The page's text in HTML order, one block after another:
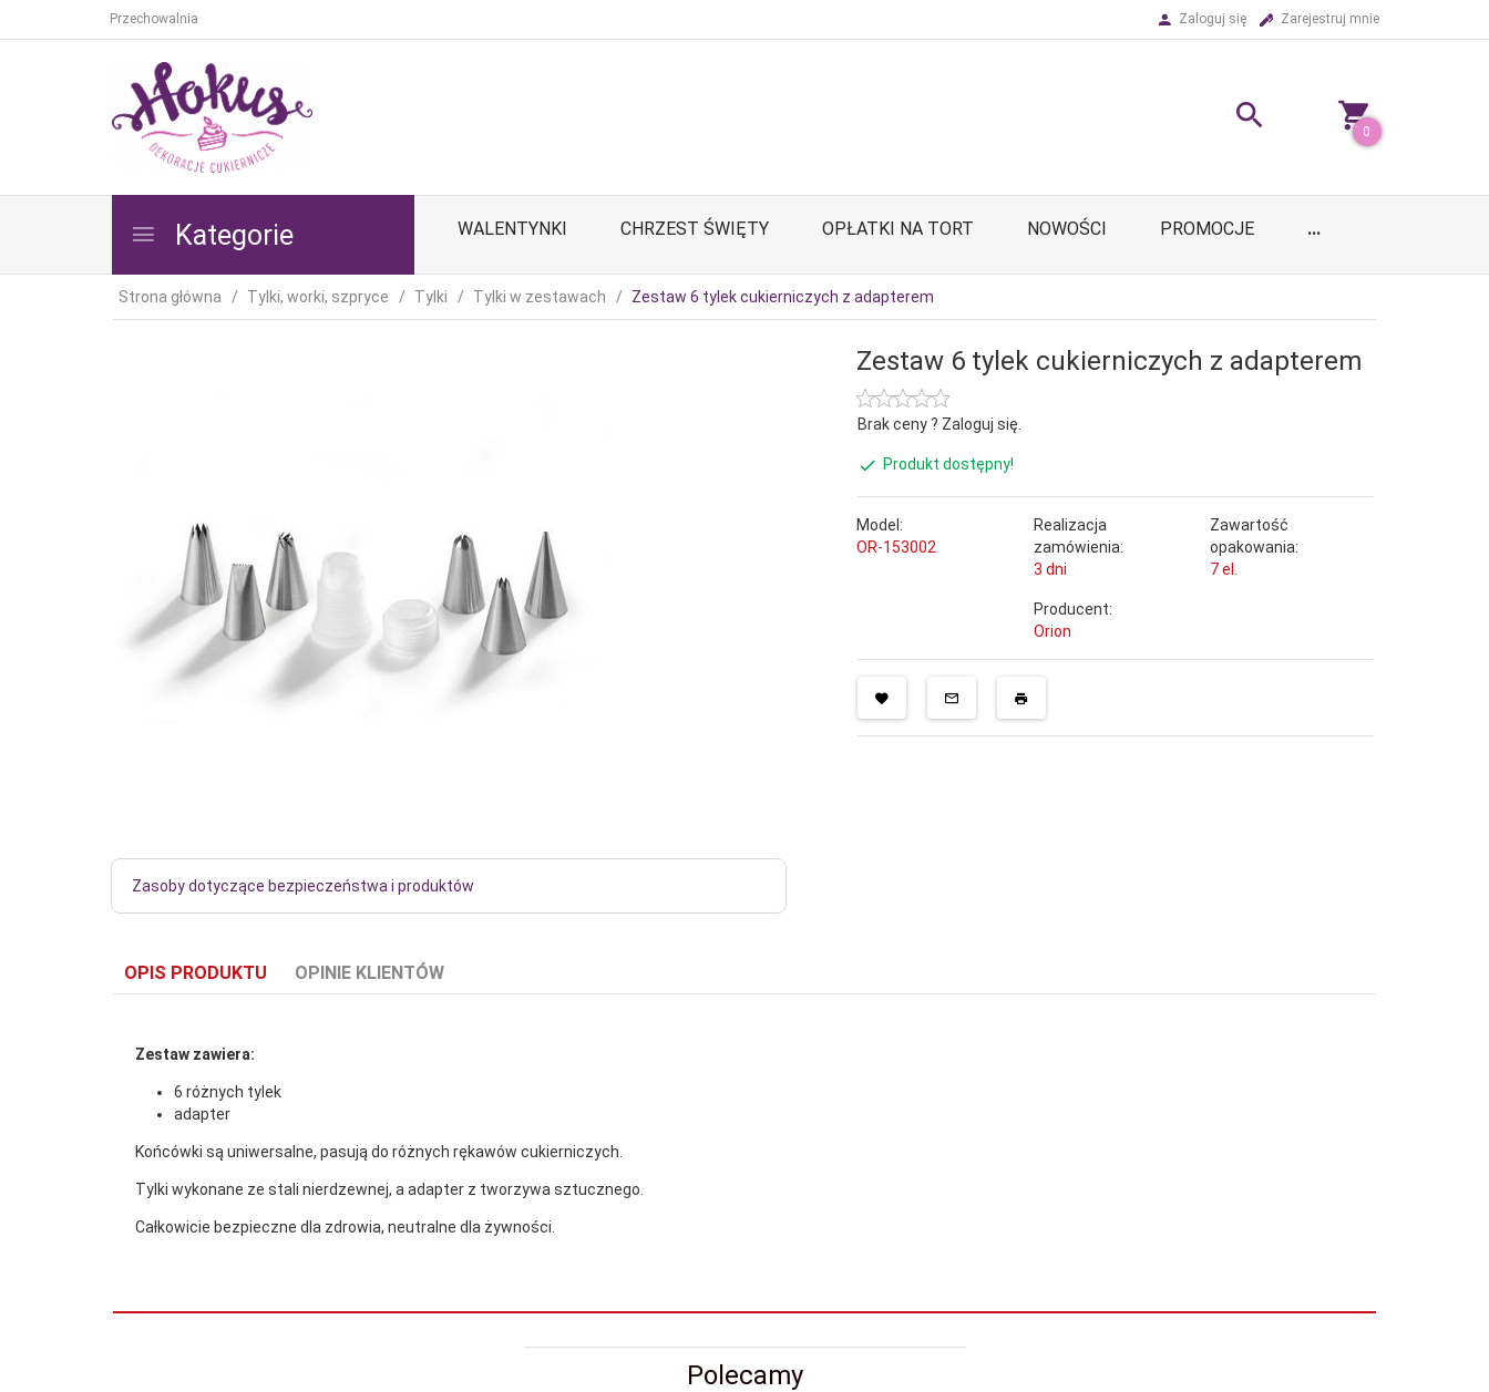
Przechowalnia Zaloguj się Zarejestruj mnie
0
Kategorie WALENTYNKI CHRZEST ŚWIĘTY OPŁATKI NA TORT NOWOŚCI PROMOCJE ...
Strona główna Tylki, worki, szpryce Tylki Tylki w zestawach Zestaw 6 tylek cukierniczych z adapterem
Zasoby dotyczące bezpieczeństwa i produktów
Zestaw 6 tylek cukierniczych z adapterem
Brak ceny ? Zaloguj się.
Produkt dostępny!
Model:
OR-153002
Realizacja
zamówienia:
3 dni
Zawartość
opakowania:
7 el.
Producent:
Orion
OPIS PRODUKTU OPINIE KLIENTÓW
Zestaw zawiera:
6 różnych tylek
adapter
Końcówki są uniwersalne, pasują do różnych rękawów cukierniczych.
Tylki wykonane ze stali nierdzewnej, a adapter z tworzywa sztucznego.
Całkowicie bezpieczne dla zdrowia, neutralne dla żywności.
Polecamy